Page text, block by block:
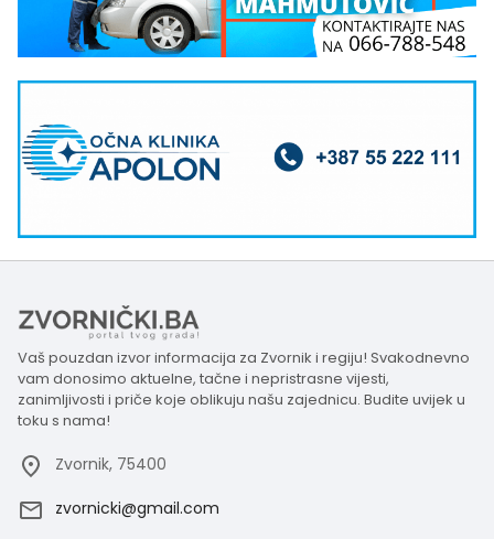
Vaš pouzdan izvor informacija za Zvornik i regiju! Svakodnevno
vam donosimo aktuelne, tačne i nepristrasne vijesti,
zanimljivosti i priče koje oblikuju našu zajednicu. Budite uvijek u
toku s nama!
Zvornik, 75400
zvornicki@gmail.com